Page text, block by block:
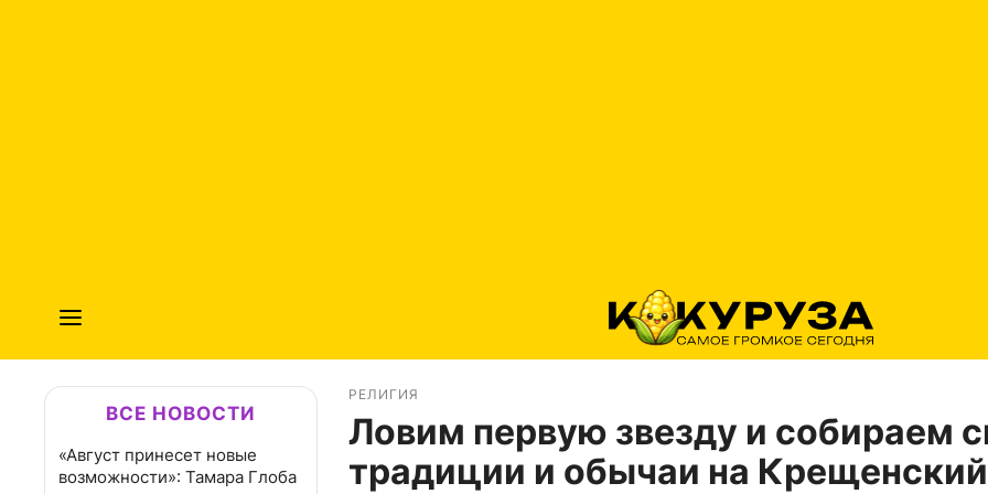
ВСЕ НОВОСТИ
«Август принесет новые
возможности»: Тамара Глоба
РЕЛИГИЯ
Ловим первую звезду и собираем
традиции и обычаи на Крещенский